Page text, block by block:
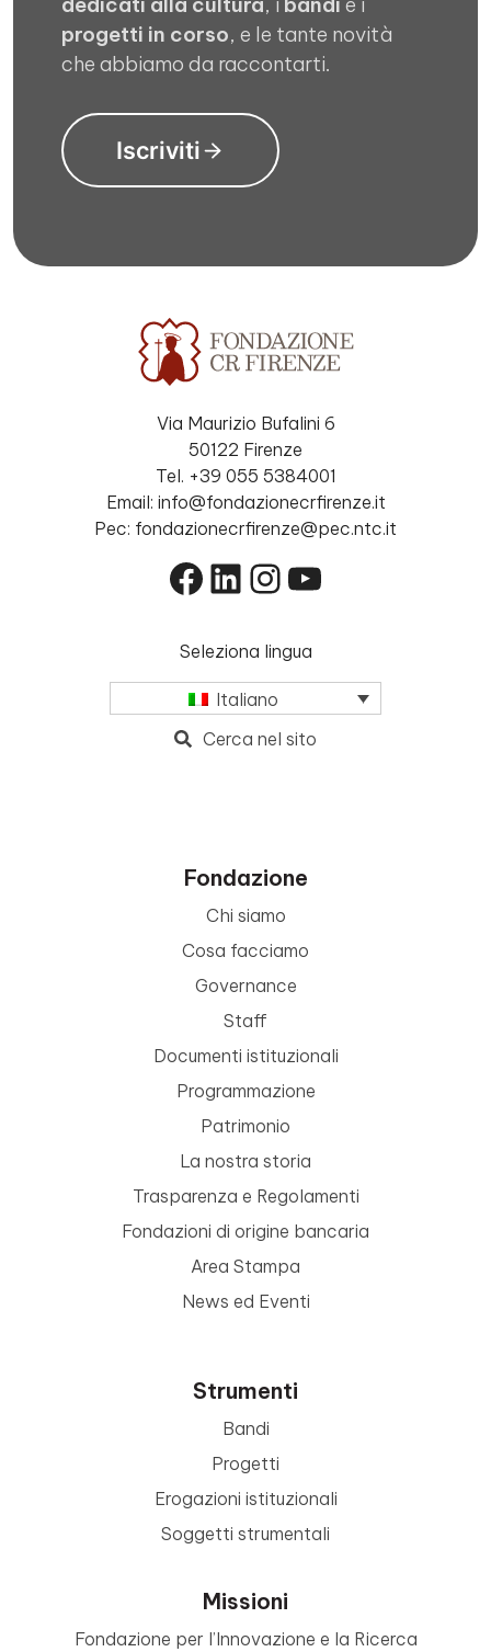
dedicati alla cultura, i bandi e i
progetti in corso, e le tante novità
che abbiamo da raccontarti.
Iscriviti
Via Maurizio Bufalini 6
50122 Firenze
Tel. +39 055 5384001
Email: info@fondazionecrfirenze.it
Pec: fondazionecrfirenze@pec.ntc.it
Facebook
LinkedIn
Instagram
YouTube
Seleziona lingua
Italiano
Cerca nel sito
Fondazione
Chi siamo
Cosa facciamo
Governance
Staff
Documenti istituzionali
Programmazione
Patrimonio
La nostra storia
Trasparenza e Regolamenti
Fondazioni di origine bancaria
Area Stampa
News ed Eventi
Strumenti
Bandi
Progetti
Erogazioni istituzionali
Soggetti strumentali
Missioni
Fondazione per l’Innovazione e la Ricerca